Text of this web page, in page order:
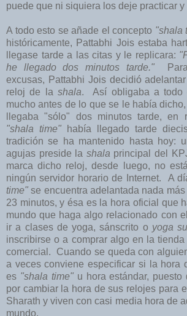
puede que ni siquiera los deje practicar
A todo esto se añade el concepto "shala
históricamente, Pattabhi Jois estaba
llegase tarde a las citas y le replicara:
he llegado dos minutos tarde."Para
excusas, Pattabhi Jois decidió
reloj de la shala. Así obligaba a todo
mucho antes de lo que se le había
llegaba "sólo" dos minutos tarde, en
"shala time" había llegado tarde
tradición se ha mantenido hasta hoy:
agujas preside la shala principal del
marca dicho reloj, desde luego, no
ningún servidor horario de Internet. A
time" se encuentra adelantada nada
23 minutos, y ésa es la hora oficial que
mundo que haga algo relacionado con
ir a clases de yoga, sánscrito o yoga
inscribirse o a comprar algo en la
comercial. Cuando se queda con
a veces conviene especificar si la hora
es "shala time"u hora estándar, puesto
por cambiar la hora de sus relojes para
Sharath y viven con casi media hora de
mundo.